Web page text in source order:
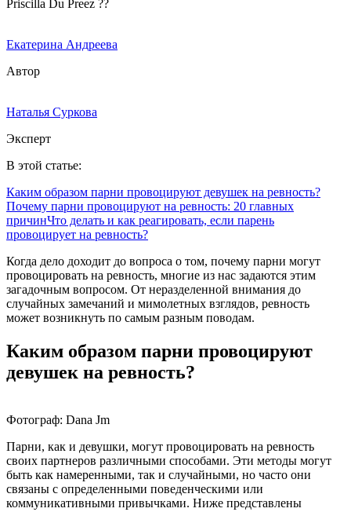
Priscilla Du Preez ??
Екатерина Андреева
Автор
Наталья Суркова
Эксперт
В этой статье:
Каким образом парни провоцируют девушек на ревность?
Почему парни провоцируют на ревность: 20 главных
причинЧто делать и как реагировать, если парень
провоцирует на ревность?
Когда дело доходит до вопроса о том, почему парни могут
провоцировать на ревность, многие из нас задаются этим
загадочным вопросом. От неразделенной внимания до
случайных замечаний и мимолетных взглядов, ревность
может возникнуть по самым разным поводам.
Каким образом парни провоцируют
девушек на ревность?
Фотограф: Dana Jm
Парни, как и девушки, могут провоцировать на ревность
своих партнеров различными способами. Эти методы могут
быть как намеренными, так и случайными, но часто они
связаны с определенными поведенческими или
коммуникативными привычками. Ниже представлены